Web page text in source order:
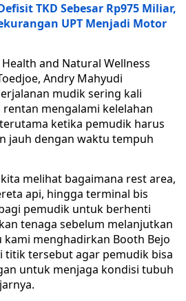
TKD Sebesar Rp975 Miliar,
UPT Menjadi Motor
and Natural Wellness
Andry Mahyudi
mudik sering kali
mengalami kelelahan
ketika pemudik harus
jauh dengan waktu tempuh
melihat bagaimana rest area,
api, hingga terminal bis
pemudik untuk berhenti
tenaga sebelum melanjutkan
kami menghadirkan Booth Bejo
titik tersebut agar pemudik bisa
untuk menjaga kondisi tubuh